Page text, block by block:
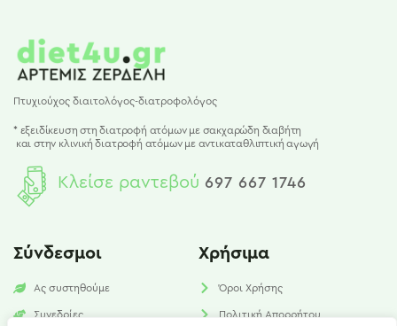
Πτυχιούχος διαιτολόγος-διατροφολόγος
* εξειδίκευση στη διατροφή ατόμων με σακχαρώδη διαβήτη
και στην κλινική διατροφή ατόμων με αντικαταθλιπτική αγωγή
Κλείσε ραντεβού 697 667 1746
Σύνδεσμοι
Ας συστηθούμε
Συνεδρίες
Χρήσιμα
Όροι Χρήσης
Πολιτική Απορρήτου